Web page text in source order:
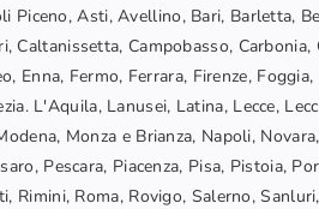
Piceno, Asti, Avellino, Bari, Barletta,
Caltanissetta, Campobasso, Carbonia,
Enna, Fermo, Ferrara, Firenze,
L'Aquila, Lanusei, Latina, Lecce,
Monza e Brianza, Napoli,
Pescara, Piacenza, Pisa, Pistoia,
Rimini, Roma, Rovigo, Salerno,